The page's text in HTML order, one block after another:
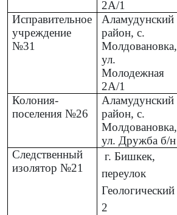
2А/1
Исправительное
учреждение
№31
Аламудунский
район, с.
Молдовановка,
ул.
Молодежная
2А/1
Колония-
поселения №26
Аламудунский
район, с.
Молдовановка,
ул. Дружба б/н
Следственный
изолятор №21
г. Бишкек,
переулок
Геологический
2